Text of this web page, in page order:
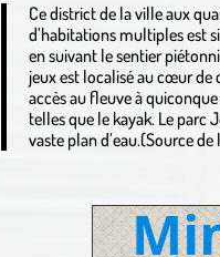
Ce district de la ville aux
d’habitations multiples est
en suivant le sentier
jeux est localisé au cœur de
accès au fleuve à
telles que le kayak. Le
vaste plan d’eau.(Source